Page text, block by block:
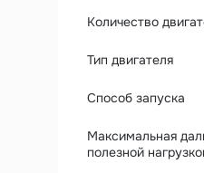
Количество
Тип двигателя
Способ запуска
Максимальная
полезной